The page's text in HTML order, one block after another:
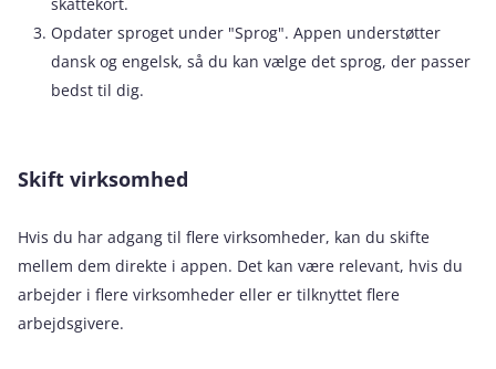
skattekort.
Opdater sproget under "Sprog". Appen understøtter
dansk og engelsk, så du kan vælge det sprog, der passer
bedst til dig.
Skift virksomhed
Hvis du har adgang til flere virksomheder, kan du skifte
mellem dem direkte i appen. Det kan være relevant, hvis du
arbejder i flere virksomheder eller er tilknyttet flere
arbejdsgivere.